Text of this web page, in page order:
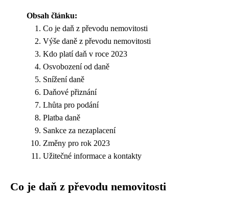
Obsah článku:
Co je daň z převodu nemovitosti
Výše daně z převodu nemovitosti
Kdo platí daň v roce 2023
Osvobození od daně
Snížení daně
Daňové přiznání
Lhůta pro podání
Platba daně
Sankce za nezaplacení
Změny pro rok 2023
Užitečné informace a kontakty
Co je daň z převodu nemovitosti